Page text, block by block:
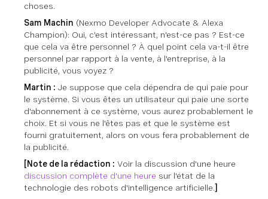
choses.
Sam Machin (Nexmo Developer Advocate & Alexa
Champion): Oui, c'est intéressant, n'est-ce pas ? Est-ce
que cela va être personnel ? À quel point cela va-t-il être
personnel par rapport à la vente, à l'entreprise, à la
publicité, vous voyez ?
Martin : Je suppose que cela dépendra de qui paie pour
le système. Si vous êtes un utilisateur qui paie une sorte
d'abonnement à ce système, vous aurez probablement le
choix. Et si vous ne l'êtes pas et que le système est
fourni gratuitement, alors on vous fera probablement de
la publicité.
[Note de la rédaction : Voir la discussion d'une heure
discussion complète d'une heure sur l'état de la
technologie des robots d'intelligence artificielle.]